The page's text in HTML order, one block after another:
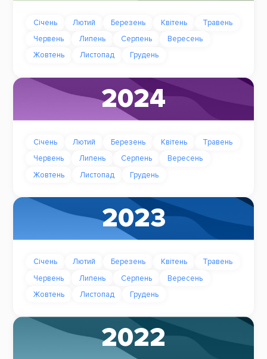
Січень Лютий Березень Квітень
Травень
Червень
Липень Серпень
Вересень
Жовтень
Листопад Грудень
2024
Січень Лютий Березень Квітень
Травень
Червень
Липень Серпень
Вересень
Жовтень
Листопад Грудень
2023
Січень Лютий Березень Квітень
Травень
Червень
Липень Серпень
Вересень
Жовтень
Листопад Грудень
2022